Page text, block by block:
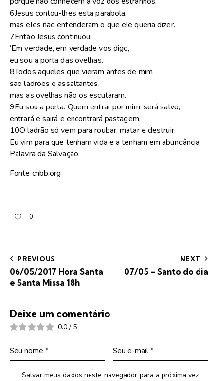
6Jesus contou-lhes esta parábola,
mas eles não entenderam o que ele queria dizer.
7Então Jesus continuou:
‘Em verdade, em verdade vos digo,
eu sou a porta das ovelhas.
8Todos aqueles que vieram antes de mim
são ladrões e assaltantes,
mas as ovelhas não os escutaram.
9Eu sou a porta. Quem entrar por mim, será salvo;
entrará e sairá e encontrará pastagem.
10O ladrão só vem para roubar, matar e destruir.
Eu vim para que tenham vida e a tenham em abundância.
Palavra da Salvação.
Fonte cnbb.org
0
PREVIOUS
06/05/2017 Hora Santa
e Santa Missa 18h
NEXT
07/05 – Santo do dia
Deixe um comentário
0.0 / 5
Salvar meus dados neste navegador para a próxima vez